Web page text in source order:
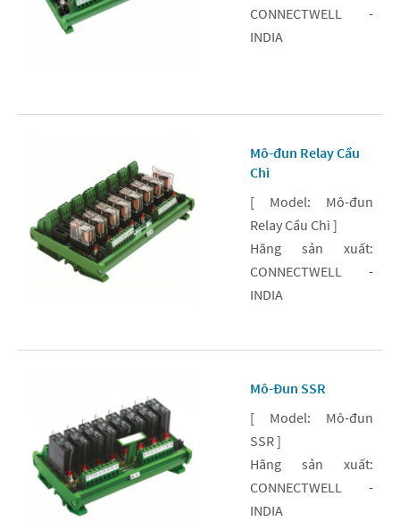
CONNECTWELL -
INDIA
Mô-đun Relay Cầu
Chì
[ Model: Mô-đun
Relay Cầu Chì ]
Hãng sản xuất:
CONNECTWELL -
INDIA
Mô-Đun SSR
[ Model: Mô-đun
SSR ]
Hãng sản xuất:
CONNECTWELL -
INDIA